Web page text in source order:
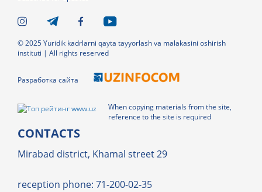
© 2025 Yuridik kadrlarni qayta tayyorlash va malakasini oshirish
instituti | All rights reserved
Разработка сайта
When copying materials from the site,
reference to the site is required
CONTACTS
Mirabad district, Khamal street 29
reception phone: 71-200-02-35